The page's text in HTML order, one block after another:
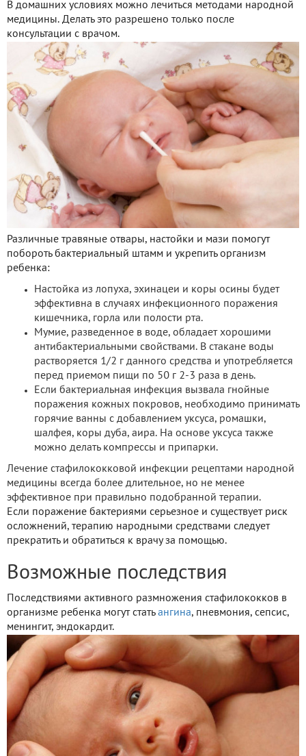
В домашних условиях можно лечиться методами народной
медицины. Делать это разрешено только после
консультации с врачом.
Различные травяные отвары, настойки и мази помогут
побороть бактериальный штамм и укрепить организм
ребенка:
Настойка из лопуха, эхинацеи и коры осины будет
эффективна в случаях инфекционного поражения
кишечника, горла или полости рта.
Мумие, разведенное в воде, обладает хорошими
антибактериальными свойствами. В стакане воды
растворяется 1/2 г данного средства и употребляется
перед приемом пищи по 50 г 2-3 раза в день.
Если бактериальная инфекция вызвала гнойные
поражения кожных покровов, необходимо принимать
горячие ванны с добавлением уксуса, ромашки,
шалфея, коры дуба, аира. На основе уксуса также
можно делать компрессы и припарки.
Лечение стафилококковой инфекции рецептами народной
медицины всегда более длительное, но не менее
эффективное при правильно подобранной терапии.
Если поражение бактериями серьезное и существует риск
осложнений, терапию народными средствами следует
прекратить и обратиться к врачу за помощью.
Возможные последствия
Последствиями активного размножения стафилококков в
организме ребенка могут стать ангина, пневмония, сепсис,
менингит, эндокардит.